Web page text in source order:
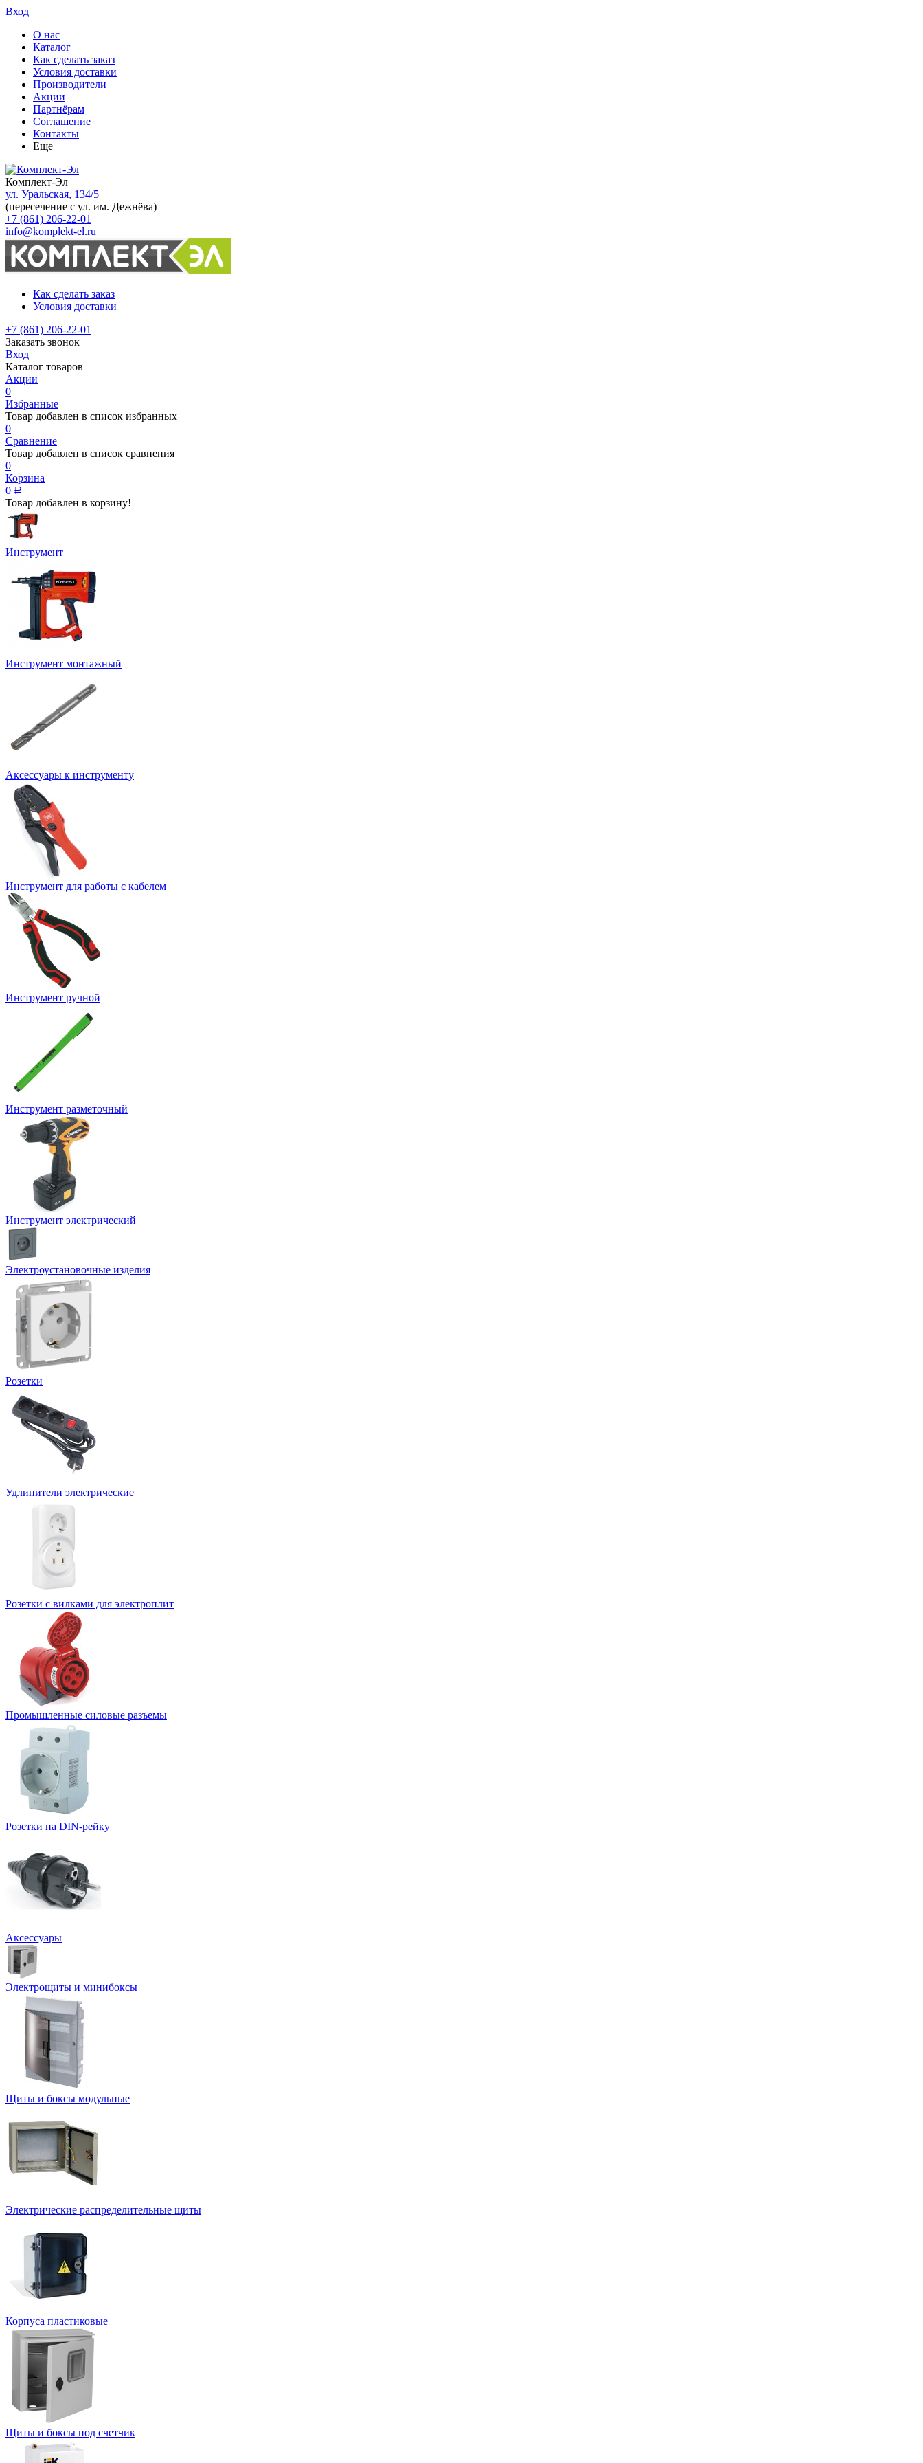
Вход
О нас
Каталог
Как сделать заказ
Условия доставки
Производители
Акции
Партнёрам
Соглашение
Контакты
Еще
Комплект-Эл
ул. Уральская, 134/5
(пересечение с ул. им. Дежнёва)
+7 (861) 206-22-01
info@komplekt-el.ru
Как сделать заказ
Условия доставки
+7 (861) 206-22-01
Заказать звонок
Вход
Каталог товаров
Акции
0
Избранные
Товар добавлен в список избранных
0
Сравнение
Товар добавлен в список сравнения
0
Корзина
0 Р
Товар добавлен в корзину!
Инструмент
Инструмент монтажный
Аксессуары к инструменту
Инструмент для работы с кабелем
Инструмент ручной
Инструмент разметочный
Инструмент электрический
Электроустановочные изделия
Розетки
Удлинители электрические
Розетки с вилками для электроплит
Промышленные силовые разъемы
Розетки на DIN-рейку
Аксессуары
Электрощиты и минибоксы
Щиты и боксы модульные
Электрические распределительные щиты
Корпуса пластиковые
Щиты и боксы под счетчик